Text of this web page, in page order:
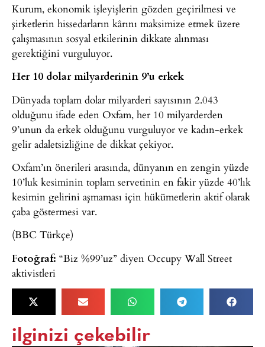
Kurum, ekonomik işleyişlerin gözden geçirilmesi ve
şirketlerin hissedarların kârını maksimize etmek üzere
çalışmasının sosyal etkilerinin dikkate alınması
gerektiğini vurguluyor.
Her 10 dolar milyarderinin 9’u erkek
Dünyada toplam dolar milyarderi sayısının 2.043
olduğunu ifade eden Oxfam, her 10 milyarderden
9’unun da erkek olduğunu vurguluyor ve kadın-erkek
gelir adaletsizliğine de dikkat çekiyor.
Oxfam’ın önerileri arasında, dünyanın en zengin yüzde
10’luk kesiminin toplam servetinin en fakir yüzde 40’lık
kesimin gelirini aşmaması için hükümetlerin aktif olarak
çaba göstermesi var.
(BBC Türkçe)
Fotoğraf: “Biz %99’uz” diyen Occupy Wall Street
aktivistleri
ilginizi çekebilir